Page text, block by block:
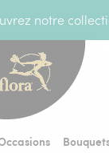
notre